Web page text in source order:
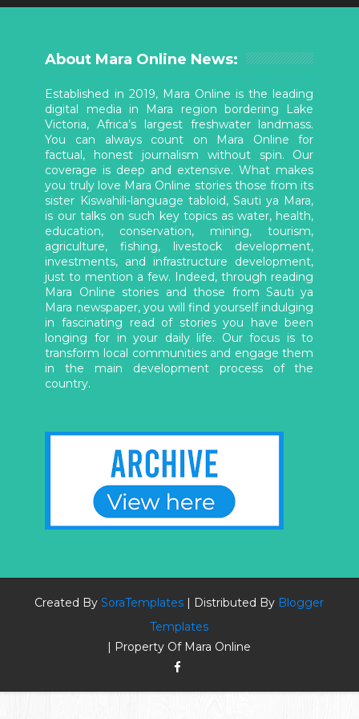
About Mara Online News:
Established in 2019, Mara Online is the leading
digital media in Mara region bordering Lake
Victoria, Africa’s largest freshwater landmass.
You can always count on Mara Online for
factual, honest journalism without spin. Our
coverage is deep and extensive. What makes
you truly love Mara Online stories those from its
sister Kiswahili-language tabloid, Sauti ya Mara,
is our talks on such key topics as water, health,
education, conservation, mining, tourism,
agriculture, fishing, livestock development,
investments, and infrastructure development,
just to mention a few. Indeed, through reading
Mara Online stories and those from Sauti ya
Mara newspaper, you will find yourself indulging
in fascinating read of stories you have been
longing for in your daily life. Our focus is to
transform local communities and engage them
in the main development process of the
country.
Created BySoraTemplates | Distributed By Blogger
Templates
| Property Of Mara Online